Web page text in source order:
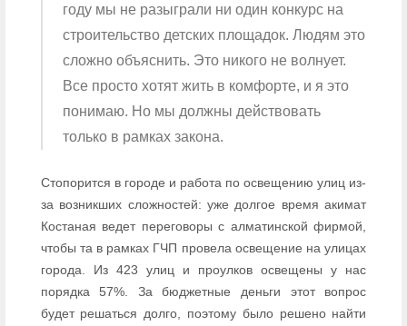
году мы не разыграли ни один конкурс на
строительство детских площадок. Людям это
сложно объяснить. Это никого не волнует.
Все просто хотят жить в комфорте, и я это
понимаю. Но мы должны действовать
только в рамках закона.
Стопорится в городе и работа по освещению улиц из-
за возникших сложностей: уже долгое время акимат
Костаная ведет переговоры с алматинской фирмой,
чтобы та в рамках ГЧП провела освещение на улицах
города. Из 423 улиц и проулков освещены у нас
порядка 57%. За бюджетные деньги этот вопрос
будет решаться долго, поэтому было решено найти